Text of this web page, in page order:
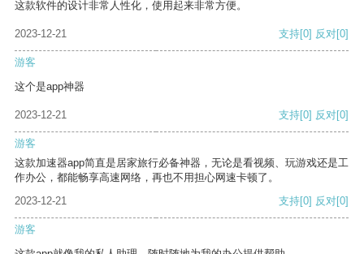
这款软件的设计非常人性化，使用起来非常方便。
2023-12-21 支持[0] 反对[0]
游客
这个是app神器
2023-12-21 支持[0] 反对[0]
游客
这款加速器app简直是居家旅行必备神器，无论是看视频、玩游戏还是工
作办公，都能畅享高速网络，再也不用担心网速卡顿了。
2023-12-21
支持[0] 反对[0]
游客